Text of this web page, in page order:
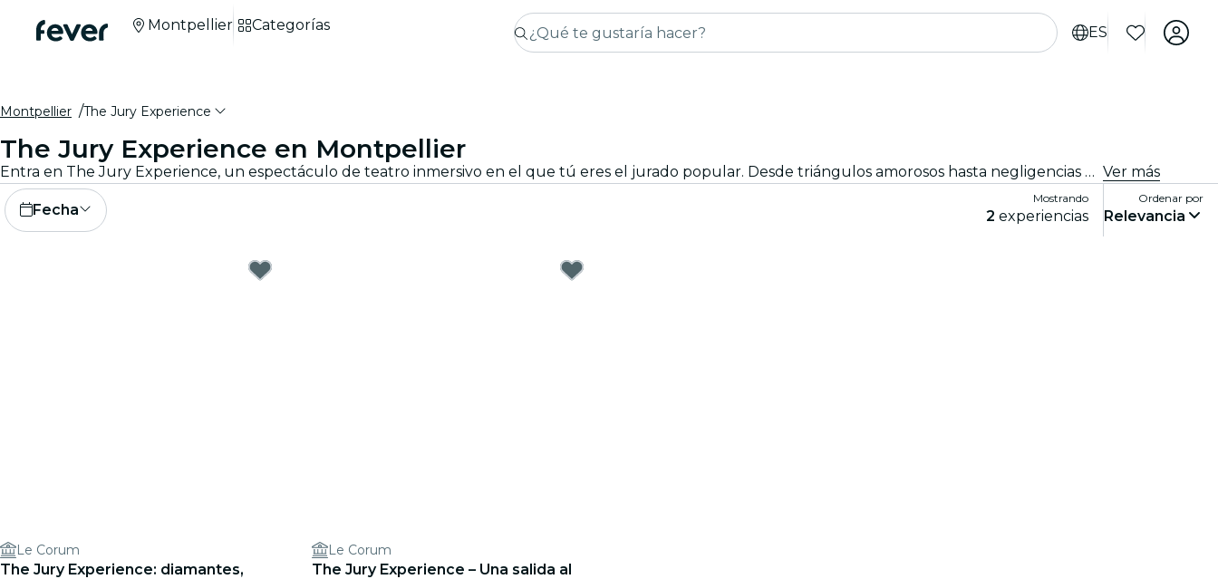
ES
Montpellier Categorías
Montpellier The Jury Experience
The Jury Experience en Montpellier
Entra en The Jury Experience, un espectáculo de teatro inmersivo en el que tú eres el jurado popular. Desde triángulos amorosos hasta negligencias médicas, cada caso está lleno de escándalos, drama y giros impactantes. Debate las pruebas, cuestiona los motivos y decide: ¿culpable o inocente? Ver más
Fecha
Mostrando
2 experiencias
Ordenar por
Relevancia
Le Corum
The Jury Experience: diamantes,
Le Corum
The Jury Experience – Una salida al